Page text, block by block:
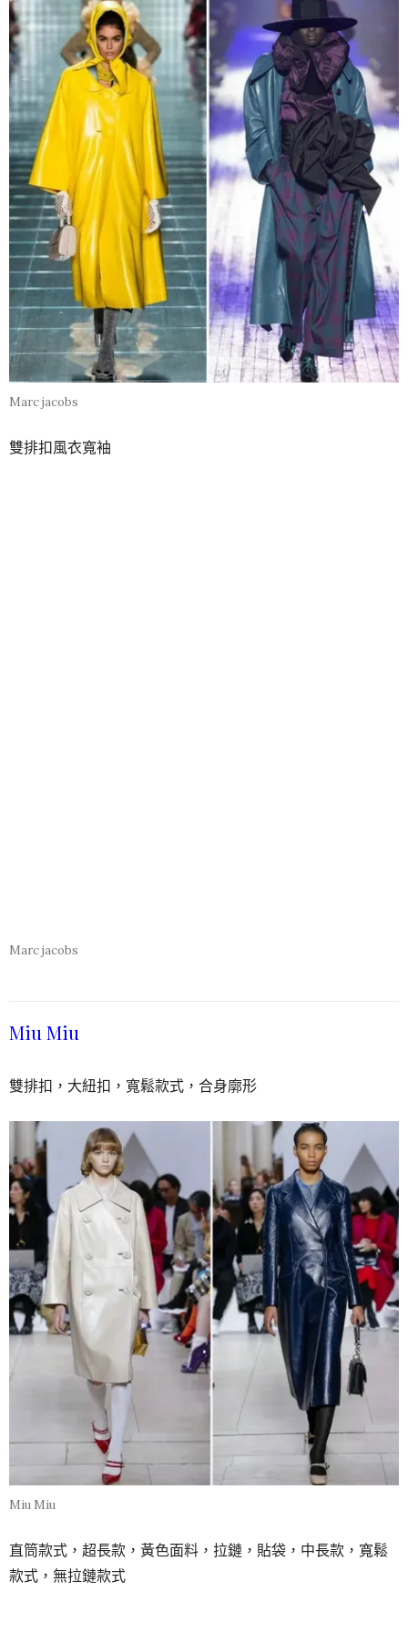
Marc jacobs
雙排扣風衣寬袖
Marc jacobs
Miu Miu
雙排扣，大紐扣，寬鬆款式，合身廓形
Miu Miu
直筒款式，超長款，黃色面料，拉鏈，貼袋，中長款，寬鬆
款式，無拉鏈款式